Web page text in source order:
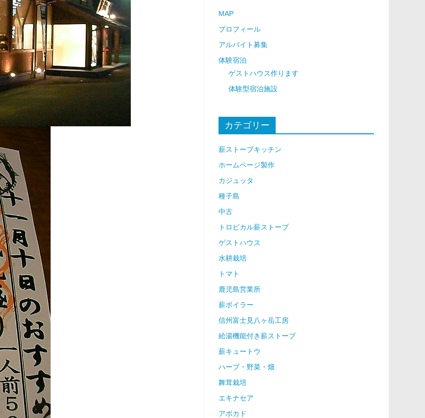
MAP
プロフィール
アルバイト募集
体験宿泊
ゲストハウス作ります
体験型宿泊施設
カテゴリー
薪ストーブキッチン
ホームページ製作
カジュッタ
種子島
中古
トロピカル薪ストーブ
ゲストハウス
水耕栽培
トマト
鹿児島営業所
薪ボイラー
信州富士見八ヶ岳工房
給湯機能付き薪ストーブ
薪キュートウ
ハーブ・野菜・畑
舞茸栽培
エキナセア
アボカド